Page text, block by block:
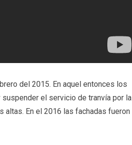
del 2015. En aquel entonces los
el servicio de tranvía por la
altas. En el 2016 las fachadas fueron